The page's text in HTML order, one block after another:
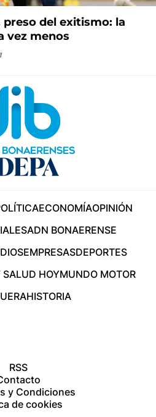
del exitismo: la
vez menos
ECONOMÍAOPINIÓN
ADN BONAERENSE
EMPRESASDEPORTES
SALUD HOYMUNDO MOTOR
HISTORIA
RSS
y Condiciones
de cookies